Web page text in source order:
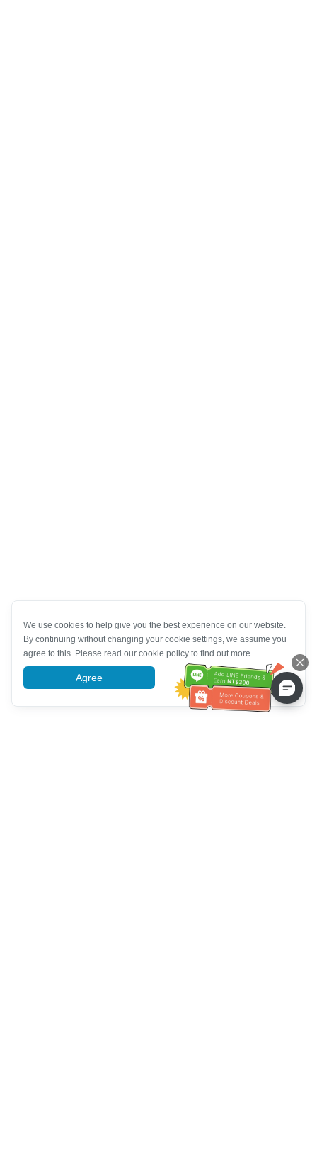
We use cookies to help give you the best experience on our website.
By continuing without changing your cookie settings, we assume you
agree to this. Please read our cookie policy to find out more.
Agree More information